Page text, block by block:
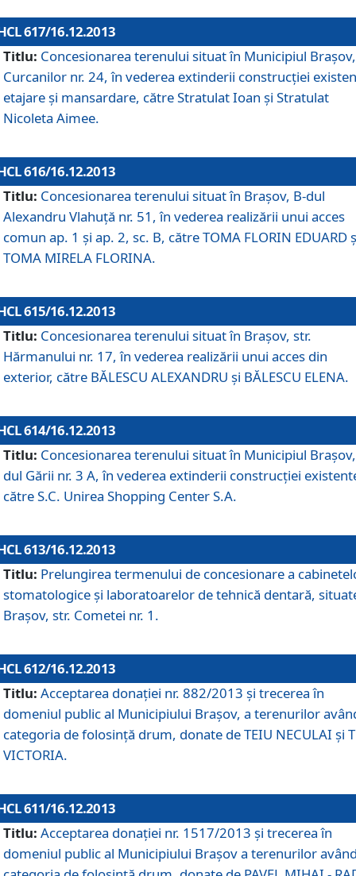
617/16.12.2013
Titlu: Concesionarea terenului situat în Municipiul
Curcanilor nr. 24, în vederea extinderii construcţiei
etajare şi mansardare, către Stratulat Ioan şi Stratulat
Nicoleta Aimee.
616/16.12.2013
Titlu: Concesionarea terenului situat în Braşov, B-dul
Alexandru Vlahuţă nr. 51, în vederea realizării unui acces
comun ap. 1 şi ap. 2, sc. B, către TOMA FLORIN EDUARD
TOMA MIRELA FLORINA.
615/16.12.2013
Titlu: Concesionarea terenului situat în Braşov, str.
Hărmanului nr. 17, în vederea realizării unui acces din
exterior, către BĂLESCU ALEXANDRU şi BĂLESCU ELENA.
614/16.12.2013
Titlu: Concesionarea terenului situat în Municipiul
dul Gării nr. 3 A, în vederea extinderii construcţiei
către S.C. Unirea Shopping Center S.A.
613/16.12.2013
Titlu: Prelungirea termenului de concesionare a
stomatologice şi laboratoarelor de tehnică dentară,
Braşov, str. Cometei nr. 1.
612/16.12.2013
Titlu: Acceptarea donaţiei nr. 882/2013 şi trecerea în
domeniul public al Municipiului Braşov, a terenurilor
categoria de folosinţă drum, donate de TEIU NECULAI şi
VICTORIA.
611/16.12.2013
Titlu: Acceptarea donaţiei nr. 1517/2013 şi trecerea în
domeniul public al Municipiului Braşov a terenurilor